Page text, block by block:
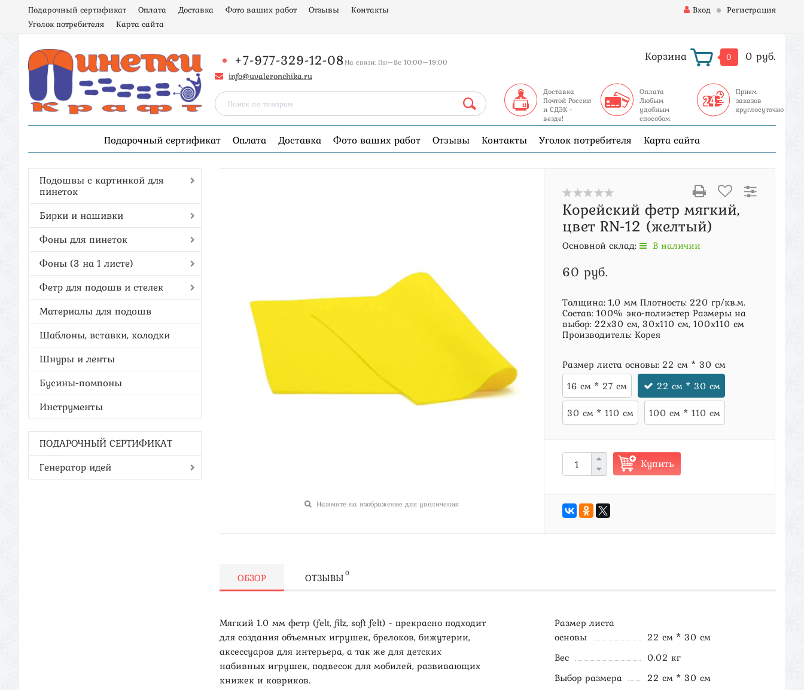
Подарочный сертификат Оплата Доставка Фото ваших работ Отзывы
Контакты
Уголок потребителя
Карта сайта
Вход Регистрация
+7-977-329-12-08На связи: Пн—Вс 10:00—19:00
info@uvaleronchika.ru
Корзина 0 0 руб.
Доставка
Почтой России
и СДЭК -
везде!
Оплата
Любым
удобным
способом
Прием
заказов
круглосуточно
Подарочный сертификат Оплата Доставка Фото ваших работ Отзывы Контакты Уголок потребителя Карта сайта
Подошвы с картинкой для
пинеток
Бирки и нашивки
Фоны для пинеток
Фоны (3 на 1 листе)
Фетр для подошв и стелек
Материалы для подошв
Шаблоны, вставки, колодки
Шнуры и ленты
Бусины-помпоны
Инструменты
ПОДАРОЧНЫЙ СЕРТИФИКАТ
Генератор идей
Нажмите на изображение для увеличения
Корейский фетр мягкий,
цвет RN-12 (желтый)
Основной склад: В наличии
60 руб.
Толщина: 1,0 мм Плотность: 220 гр/кв.м.
Состав: 100% эко-полиэстер Размеры на
выбор: 22х30 см, 30х110 см, 100х110 см
Производитель: Корея
Размер листа основы: 22 см * 30 см
16 см * 27 см
22 см * 30 см
30 см * 110 см
100 см * 110 см
Купить
ОБЗОР ОТЗЫВЫ0
Мягкий 1.0 мм фетр (felt, filz, soft felt) - прекрасно подходит
для создания объемных игрушек, брелоков, бижутерии,
аксессуаров для интерьера, а так же для детских
набивных игрушек, подвесок для мобилей, развивающих
книжек и ковриков.
Размер листа
основы
22 см * 30 см
Вес
0.02 кг
Выбор размера
22 см * 30 см